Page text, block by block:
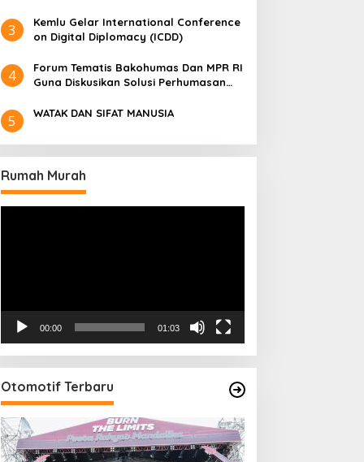
3
​Kemlu Gelar International Conference
on Digital Diplomacy (ICDD)
4
Forum Tematis Bakohumas Dan MPR RI
Guna Diskusikan Solusi Perhumasan
Masing
5 WATAK DAN SIFAT MANUSIA
Rumah Murah
00:00 01:03
Otomotif Terbaru